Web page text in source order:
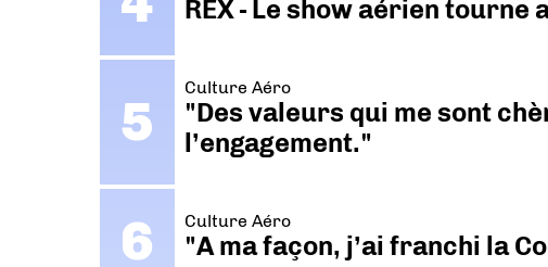
REX - Le show aérien tourne
Culture Aéro
"Des valeurs qui me sont
l’engagement."
Culture Aéro
"A ma façon, j’ai franchi la